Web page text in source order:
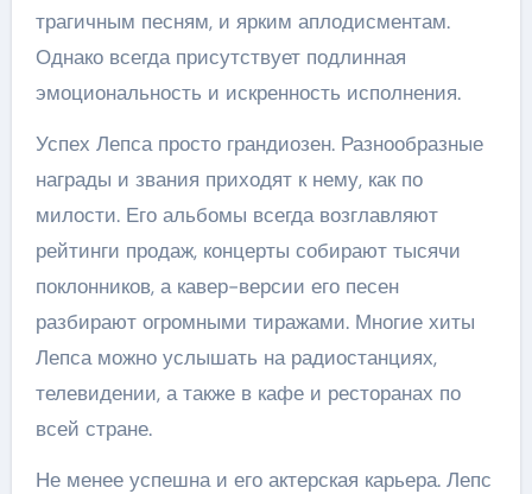
трагичным песням, и ярким аплодисментам.
Однако всегда присутствует подлинная
эмоциональность и искренность исполнения.
Успех Лепса просто грандиозен. Разнообразные
награды и звания приходят к нему, как по
милости. Его альбомы всегда возглавляют
рейтинги продаж, концерты собирают тысячи
поклонников, а кавер-версии его песен
разбирают огромными тиражами. Многие хиты
Лепса можно услышать на радиостанциях,
телевидении, а также в кафе и ресторанах по
всей стране.
Не менее успешна и его актерская карьера. Лепс